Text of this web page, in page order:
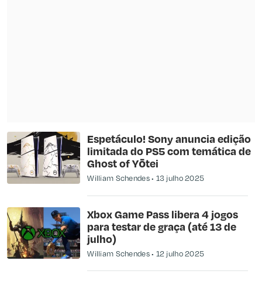
Espetáculo! Sony anuncia edição
limitada do PS5 com temática de
Ghost of Yōtei
William Schendes 13 julho 2025
Xbox Game Pass libera 4 jogos
para testar de graça (até 13 de
julho)
William Schendes 12 julho 2025